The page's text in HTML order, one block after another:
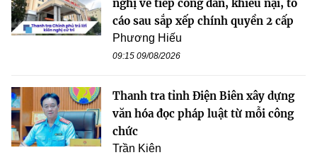
nghị về tiếp công dân, khiếu nại, tố
cáo sau sắp xếp chính quyền 2 cấp
Phương Hiếu
09:15 09/08/2026
Thanh tra tỉnh Điện Biên xây dựng
văn hóa đọc pháp luật từ mỗi công
chức
Trần Kiên